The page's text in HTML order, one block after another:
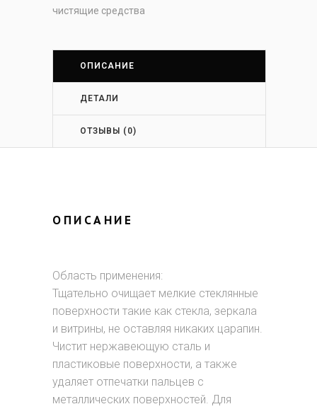
чистящие средства
ОПИСАНИЕ
ДЕТАЛИ
ОТЗЫВЫ (0)
ОПИСАНИЕ
Область применения:
Тщательно очищает мелкие стеклянные
поверхности такие как стекла, зеркала
и витрины, не оставляя никаких царапин.
Чистит нержавеющую сталь и
пластиковые поверхности, а также
удаляет отпечатки пальцев с
металлических поверхностей. Для